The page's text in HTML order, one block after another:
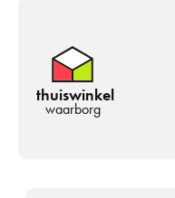
thuiswinkel
waarborg